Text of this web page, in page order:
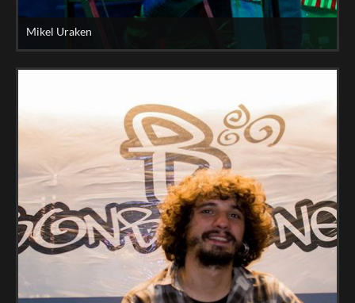
Mikel Uraken